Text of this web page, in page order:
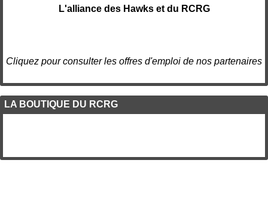
L'alliance des Hawks et du RCRG
Cliquez pour consulter les offres d'emploi de nos partenaires
LA BOUTIQUE DU RCRG